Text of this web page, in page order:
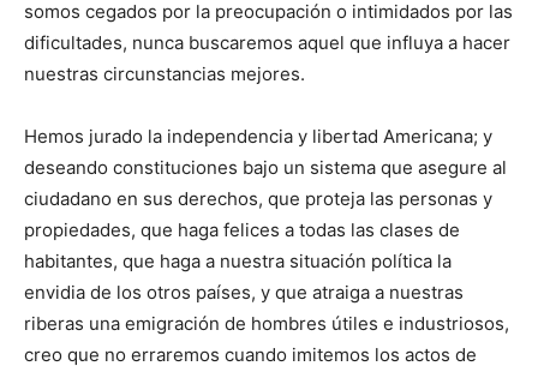
somos cegados por la preocupación o intimidados por las
dificultades, nunca buscaremos aquel que influya a hacer
nuestras circunstancias mejores.
Hemos jurado la independencia y libertad Americana; y
deseando constituciones bajo un sistema que asegure al
ciudadano en sus derechos, que proteja las personas y
propiedades, que haga felices a todas las clases de
habitantes, que haga a nuestra situación política la
envidia de los otros países, y que atraiga a nuestras
riberas una emigración de hombres útiles e industriosos,
creo que no erraremos cuando imitemos los actos de